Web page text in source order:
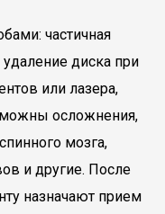
частичная
диска при
или лазера,
осложнения,
мозга,
и другие. После
назначают прием